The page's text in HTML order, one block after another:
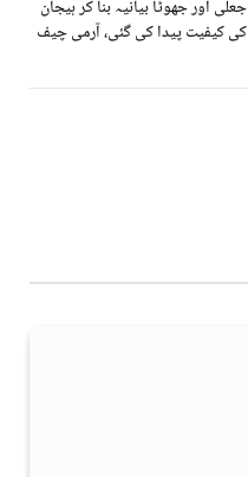
جعلی اور جھوٹا بیانیہ بنا کر ہیجان
کی کیفیت پیدا کی گئی، آرمی چیف